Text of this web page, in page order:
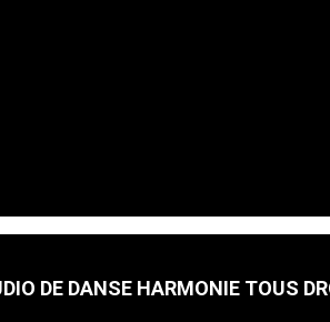
DE DANSE HARMONIE TOUS